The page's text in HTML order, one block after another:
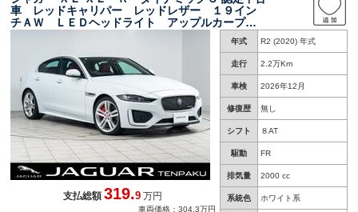
車 レッドキャリパー レッドレザー １９イン
チＡＷ ＬＥＤヘッドライト アップルカープレ
年式 R2 (2020) 年式
走行 2.2万Km
車検 2026年12月
修復歴 無し
シフト ８AT
駆動 FR
排気量 2000 cc
系統色 ホワイト系
支払総額319.9 万円
車両価格：304.3万円